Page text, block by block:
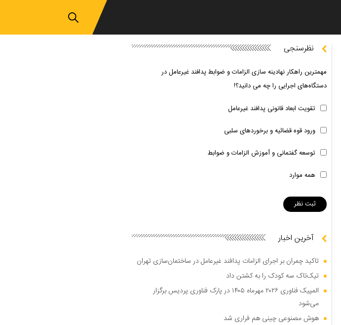
نظرسنجی
مهمترین راهکار نهادینه سازی الزامات و ضوابط پدافند غیرعامل در
دستگاه‌های اجرایی را چه می دانید؟!
تقویت ابعاد قانونی پدافند غیرعامل
ورود قوه قضائیه و برخوردهای سلبی
توسعه گفتمانی و آموزش الزامات و ضوابط
همه موارد
آخرین اخبار
تاکید چمران بر اجرای الزامات پدافند غیرعامل در ساختمان‌سازی تهران
تیک‌تاک سه کودک را به کشتن داد
المپیک فناوری ۲۰۲۶ مهرماه ۱۴۰۵ در پارک فناوری پردیس برگزار
می‌شود
هوش مصنوعی چینی هم فراری شد